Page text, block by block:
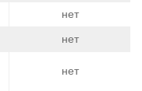
нет
нет
нет